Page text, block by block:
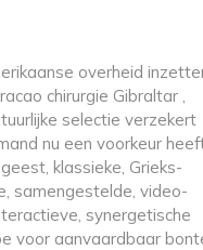
overheid
chirurgie Gibraltar ,
selectie verzekert
nu een voorkeur
klassieke, Grieks-
samengestelde, video-
synergetische
voor aanvaardbaar